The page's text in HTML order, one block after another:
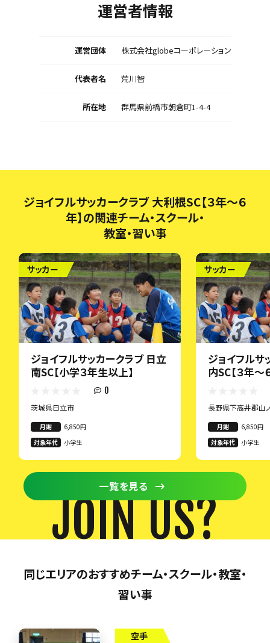
運営者情報
運営団体 株式会社globeコーポレーション
代表者名 荒川智
所在地 群馬県前橋市朝倉町1-4-4
ジョイフルサッカークラブ 大利根SC【３年～６
年】の関連チーム・スクール・
教室・習い事
サッカー
ジョイフルサッカークラブ 日立
南SC【小学３年生以上】
0
茨城県日立市
月謝
6,850円
対象年代
小学生
サッカー
ジョイフルサ
内SC【３年～
長野県下高井郡山
月謝
6,850円
対象年代
小学生
一覧を見る
JOIN US?
同じエリアのおすすめチーム・スクール・教室・
習い事
空手